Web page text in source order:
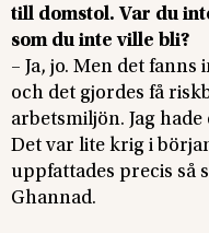
till domstol. Var du
som du inte ville bli?
– Ja, jo. Men det
och det gjordes få
arbetsmiljön. Jag
Det var lite krig i
uppfattades precis så
Ghannad.